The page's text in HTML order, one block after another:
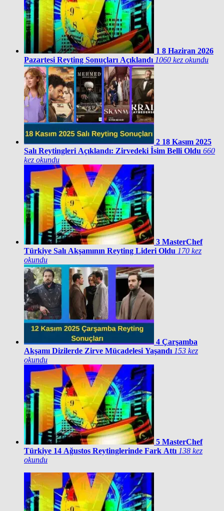
1 8 Haziran 2026
Pazartesi Reyting Sonuçları Açıklandı 1060 kez okundu
2 18 Kasım 2025
Salı Reytingleri Açıklandı: Zirvedeki İsim Belli Oldu 660
kez okundu
3 MasterChef
Türkiye Salı Akşamının Reyting Lideri Oldu 170 kez
okundu
4 Çarşamba
Akşamı Dizilerde Zirve Mücadelesi Yaşandı 153 kez
okundu
5 MasterChef
Türkiye 14 Ağustos Reytinglerinde Fark Attı 138 kez
okundu